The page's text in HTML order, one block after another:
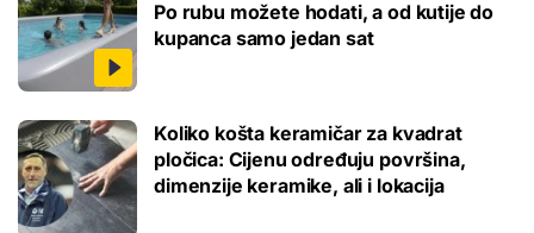
Po rubu možete hodati, a od kutije do
kupanca samo jedan sat
Koliko košta keramičar za kvadrat
pločica: Cijenu određuju površina,
dimenzije keramike, ali i lokacija